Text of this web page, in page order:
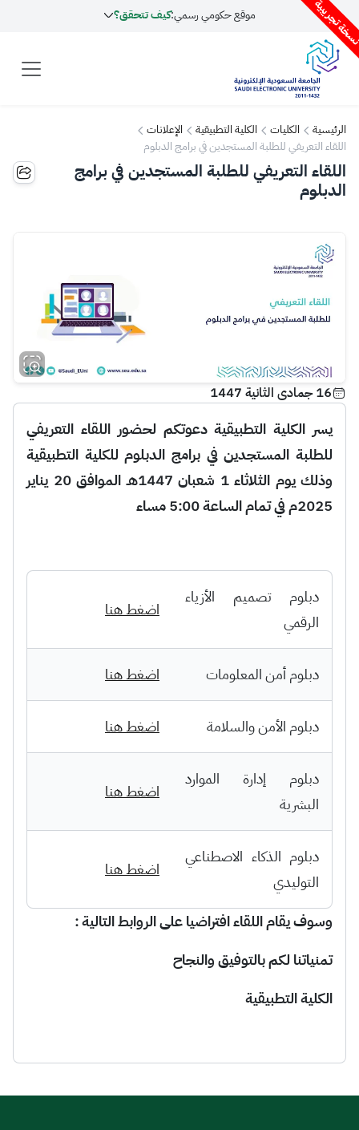
تجريبية موقع حكومي رسمي:كيف تتحقق؟
الرئيسية الكليات الكلية التطبيقية
الإعلانات
اللقاء التعريفي للطلبة المستجدين في برامج الدبلوم
اللقاء التعريفي للطلبة المستجدين في برامج
الدبلوم
16 جمادى الثانية 1447
يسر الكلية التطبيقية دعوتكم لحضور اللقاء التعريفي
للطلبة المستجدين في برامج الدبلوم للكلية التطبيقية
وذلك يوم الثلاثاء 1 شعبان 1447هـ الموافق 20 يناير
2025م في تمام الساعة 5:00 مساء
دبلوم تصميم الأزياء
الرقمي
اضغط هنا
دبلوم أمن المعلومات اضغط هنا
دبلوم الأمن والسلامة اضغط هنا
دبلوم إدارة الموارد
البشرية
اضغط هنا
دبلوم الذكاء الاصطناعي
التوليدي
اضغط هنا
وسوف يقام اللقاء افتراضيا على الروابط التالية :
تمنياتنا لكم بالتوفيق والنجاح
الكلية التطبيقية